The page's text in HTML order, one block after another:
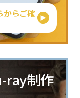
からご確
ray制作